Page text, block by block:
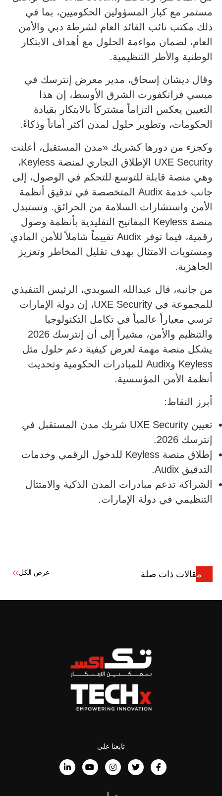
مستمر مع كبار المسؤولين الحكوميين، بما في
ذلك مكتب نائب القائد العام لشرطة دبي والأمن
العام، لضمان مواءمة الحلول مع أهداف الابتكار
الوطنية والأطر التنظيمية.
وقال ديشان إسحاق، مدير معرض إنترسك في
ميسي فرانكفورت الشرق الأوسط، إن هذا
التعيين يعكس التزاماً مشتركاً بالابتكار بقيادة
الحكومات، وتطوير حلول لمدن أكثر أماناً وذكاءً.
وكجزء من دورها كشريك «مدن المستقبل، أعلنت
UXE Security الإطلاق التجاري لمنصة Keyless،
وهي منصة قابلة للتوسع للتحكم في الوصول، إلى
جانب خدمة Audix المتخصصة في تدقيق أنظمة
الأمن واستشارات السلامة من الحرائق. وتستبدل
منصة Keyless المفاتيح التقليدية بأنظمة وصول
رقمية، فيما توفر Audix تقييماً شاملاً للأمن المادي
ومستويات الامتثال بهدف تقليل المخاطر وتعزيز
الجاهزية.
من جانبه، قال عبدالله السويدي، الرئيس التنفيذي
للمجموعة في UXE Security، إن دولة الإمارات
ترسي معياراً عالمياً في تكامل التكنولوجيا
والتنظيم والأمن، مشيراً إلى أن إنترسك 2026
يشكل منصة مهمة لعرض كيفية دعم حلول مثل
Keyless وAudix للمبادرات الحكومية وتحديث
أنظمة الأمن المؤسسية.
أبرز النقاط:
تعيين UXE Security شريك مدن المستقبل في
إنترسك 2026.
إطلاق منصة Keyless للدخول الرقمي وخدمات
التدقيق Audix.
الشراكة تدعم مبادرات المدن الذكية والامتثال
التنظيمي في دولة الإمارات.
مقالات ذات صلة عرض الكل
تابعنا على